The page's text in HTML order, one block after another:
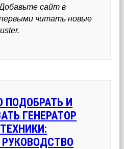
сайт в
читать новые
ПОДОБРАТЬ И
ГЕНЕРАТОР